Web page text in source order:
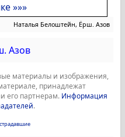
»»»
Наталья Белоштейн, Ёрш. Азов
Азов
материалы и изображения,
принадлежат
его партнерам. Информация
.